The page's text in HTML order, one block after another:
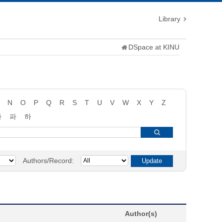
Library
DSpace at KINU
N O P Q R S T U V W X Y
Z
파
하
Authors/Record:
Author(s)